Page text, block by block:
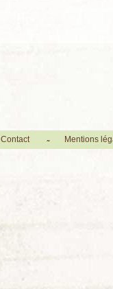
Contact Mentions